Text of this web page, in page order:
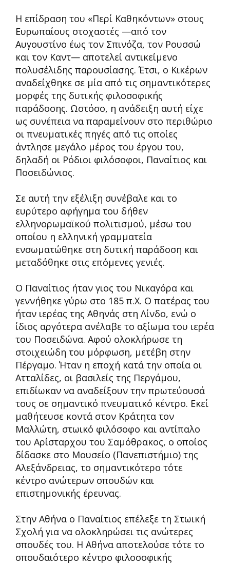
Η επίδραση του «Περί Καθηκόντων» στους
Ευρωπαίους στοχαστές —από τον
Αυγουστίνο έως τον Σπινόζα, τον Ρουσσώ
και τον Καντ— αποτελεί αντικείμενο
πολυσέλιδης παρουσίασης. Έτσι, ο Κικέρων
αναδείχθηκε σε μία από τις σημαντικότερες
μορφές της δυτικής φιλοσοφικής
παράδοσης. Ωστόσο, η ανάδειξη αυτή είχε
ως συνέπεια να παραμείνουν στο περιθώριο
οι πνευματικές πηγές από τις οποίες
άντλησε μεγάλο μέρος του έργου του,
δηλαδή οι Ρόδιοι φιλόσοφοι, Παναίτιος και
Ποσειδώνιος.
Σε αυτή την εξέλιξη συνέβαλε και το
ευρύτερο αφήγημα του δήθεν
ελληνορωμαϊκού πολιτισμού, μέσω του
οποίου η ελληνική γραμματεία
ενσωματώθηκε στη δυτική παράδοση και
μεταδόθηκε στις επόμενες γενιές.
Ο Παναίτιος ήταν γιος του Νικαγόρα και
γεννήθηκε γύρω στο 185 π.Χ. Ο πατέρας του
ήταν ιερέας της Αθηνάς στη Λίνδο, ενώ ο
ίδιος αργότερα ανέλαβε το αξίωμα του ιερέα
του Ποσειδώνα. Αφού ολοκλήρωσε τη
στοιχειώδη του μόρφωση, μετέβη στην
Πέργαμο. Ήταν η εποχή κατά την οποία οι
Ατταλίδες, οι βασιλείς της Περγάμου,
επιδίωκαν να αναδείξουν την πρωτεύουσά
τους σε σημαντικό πνευματικό κέντρο. Εκεί
μαθήτευσε κοντά στον Κράτητα τον
Μαλλώτη, στωικό φιλόσοφο και αντίπαλο
του Αρίσταρχου του Σαμόθρακος, ο οποίος
δίδασκε στο Μουσείο (Πανεπιστήμιο) της
Αλεξάνδρειας, το σημαντικότερο τότε
κέντρο ανώτερων σπουδών και
επιστημονικής έρευνας.
Στην Αθήνα ο Παναίτιος επέλεξε τη Στωική
Σχολή για να ολοκληρώσει τις ανώτερες
σπουδές του. Η Αθήνα αποτελούσε τότε το
σπουδαιότερο κέντρο φιλοσοφικής